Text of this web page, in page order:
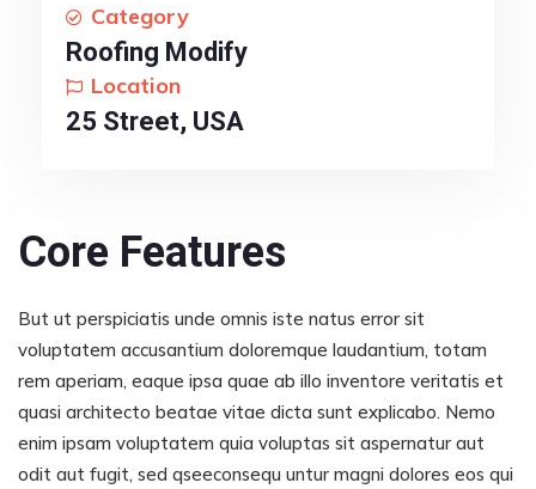
Category
Roofing Modify
Location
25 Street, USA
Core Features
But ut perspiciatis unde omnis iste natus error sit
voluptatem accusantium doloremque laudantium, totam
rem aperiam, eaque ipsa quae ab illo inventore veritatis et
quasi architecto beatae vitae dicta sunt explicabo. Nemo
enim ipsam voluptatem quia voluptas sit aspernatur aut
odit aut fugit, sed qseeconsequ untur magni dolores eos qui